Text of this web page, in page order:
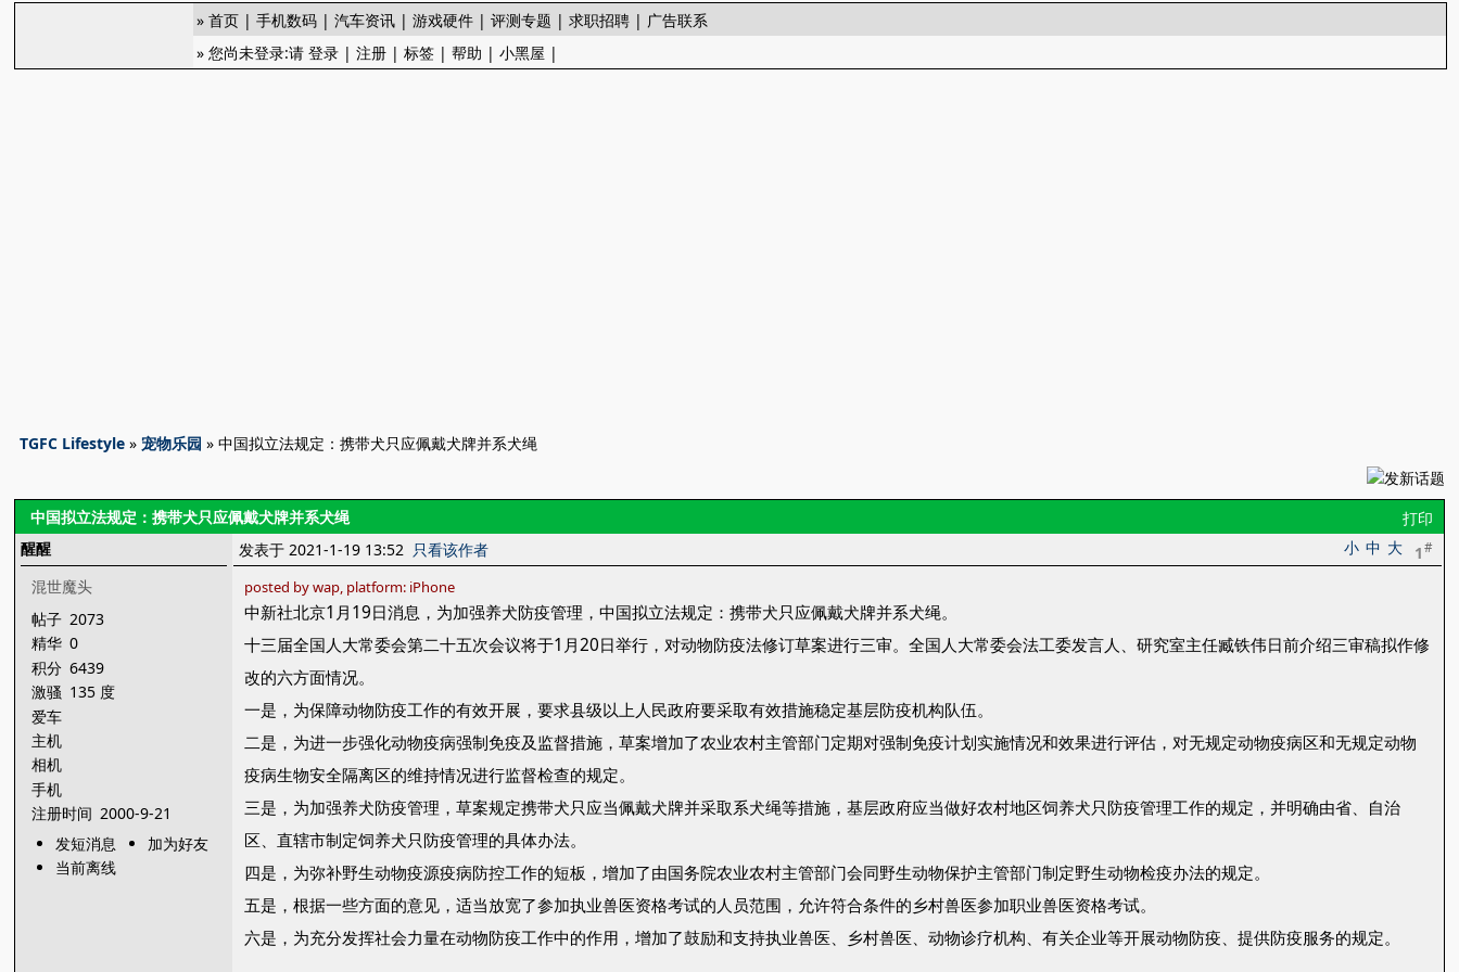
»首页 |手机数码 |汽车资讯 |游戏硬件 |评测专题 |求职招聘 | 广告联系
» 您尚未登录:请登录 |注册 |标签 |帮助 |小黑屋 |
TGFC Lifestyle »宠物乐园 » 中国拟立法规定：携带犬只应佩戴犬牌并系犬绳
打印
中国拟立法规定：携带犬只应佩戴犬牌并系犬绳
醒醒
混世魔头
帖子 2073
精华 0
积分 6439
激骚 135 度
爱车
主机
相机
手机
注册时间 2000-9-21
发短消息
加为好友
当前离线
1 #
大
中
小
发表于 2021-1-19 13:52 只看该作者
posted by wap, platform: iPhone
中新社北京1月19日消息，为加强养犬防疫管理，中国拟立法规定：携带犬只应佩戴犬牌并系犬绳。
十三届全国人大常委会第二十五次会议将于1月20日举行，对动物防疫法修订草案进行三审。全国人大常委会法工委发言人、研究室主任臧铁伟日前介绍三审稿拟作修
改的六方面情况。
一是，为保障动物防疫工作的有效开展，要求县级以上人民政府要采取有效措施稳定基层防疫机构队伍。
二是，为进一步强化动物疫病强制免疫及监督措施，草案增加了农业农村主管部门定期对强制免疫计划实施情况和效果进行评估，对无规定动物疫病区和无规定动物
疫病生物安全隔离区的维持情况进行监督检查的规定。
三是，为加强养犬防疫管理，草案规定携带犬只应当佩戴犬牌并采取系犬绳等措施，基层政府应当做好农村地区饲养犬只防疫管理工作的规定，并明确由省、自治
区、直辖市制定饲养犬只防疫管理的具体办法。
四是，为弥补野生动物疫源疫病防控工作的短板，增加了由国务院农业农村主管部门会同野生动物保护主管部门制定野生动物检疫办法的规定。
五是，根据一些方面的意见，适当放宽了参加执业兽医资格考试的人员范围，允许符合条件的乡村兽医参加职业兽医资格考试。
六是，为充分发挥社会力量在动物防疫工作中的作用，增加了鼓励和支持执业兽医、乡村兽医、动物诊疗机构、有关企业等开展动物防疫、提供防疫服务的规定。